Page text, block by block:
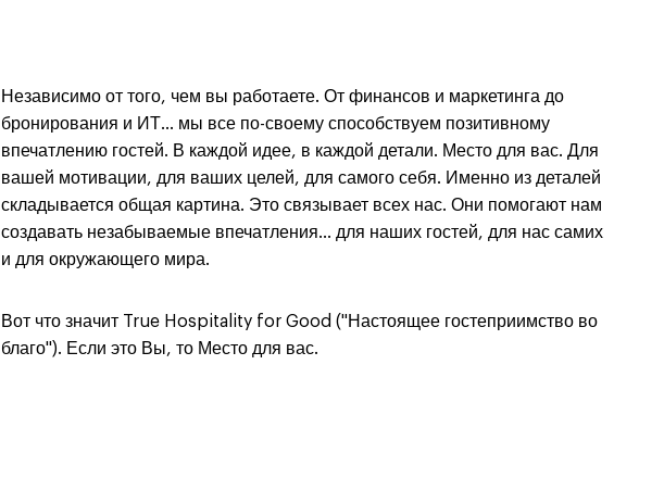
Независимо от того, чем вы работаете. От финансов и маркетинга до
бронирования и ИТ... мы все по-своему способствуем позитивному
впечатлению гостей. В каждой идее, в каждой детали. Место для вас. Для
вашей мотивации, для ваших целей, для самого себя. Именно из деталей
складывается общая картина. Это связывает всех нас. Они помогают нам
создавать незабываемые впечатления… для наших гостей, для нас самих
и для окружающего мира.
Вот что значит True Hospitality for Good ("Настоящее гостеприимство во
благо"). Если это Вы, то Место для вас.